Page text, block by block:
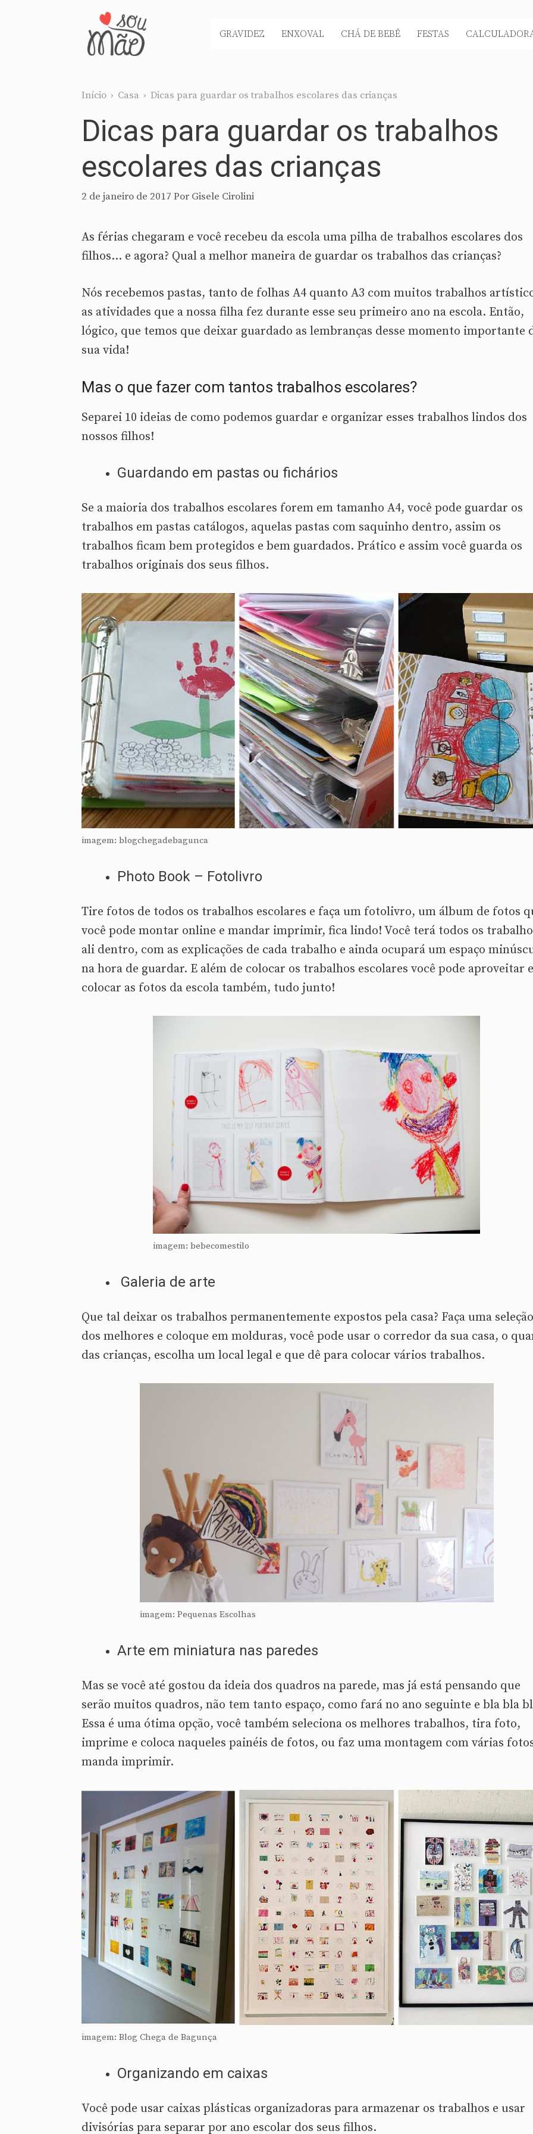
GRAVIDEZ ENXOVAL CHÁ DE BEBÊ FESTAS
Início › Casa › Dicas para guardar os trabalhos escolares das crianças
Dicas para guardar os trabalhos
escolares das crianças
2 de janeiro de 2017 Por Gisele Cirolini
As férias chegaram e você recebeu da escola uma pilha de trabalhos escolares dos
filhos… e agora? Qual a melhor maneira de guardar os trabalhos das crianças?
Nós recebemos pastas, tanto de folhas A4 quanto A3 com muitos trabalhos
as atividades que a nossa filha fez durante esse seu primeiro ano na escola. Então,
lógico, que temos que deixar guardado as lembranças desse momento importante
sua vida!
Mas o que fazer com tantos trabalhos escolares?
Separei 10 ideias de como podemos guardar e organizar esses trabalhos lindos dos
nossos filhos!
Guardando em pastas ou fichários
Se a maioria dos trabalhos escolares forem em tamanho A4, você pode guardar os
trabalhos em pastas catálogos, aquelas pastas com saquinho dentro, assim os
trabalhos ficam bem protegidos e bem guardados. Prático e assim você guarda os
trabalhos originais dos seus filhos.
imagem: blogchegadebagunca
Photo Book – Fotolivro
Tire fotos de todos os trabalhos escolares e faça um fotolivro, um álbum de fotos
você pode montar online e mandar imprimir, fica lindo! Você terá todos os
ali dentro, com as explicações de cada trabalho e ainda ocupará um espaço
na hora de guardar. E além de colocar os trabalhos escolares você pode aproveitar e
colocar as fotos da escola também, tudo junto!
imagem: bebecomestilo
Galeria de arte
Que tal deixar os trabalhos permanentemente expostos pela casa? Faça uma seleção
dos melhores e coloque em molduras, você pode usar o corredor da sua casa, o
das crianças, escolha um local legal e que dê para colocar vários trabalhos.
imagem: Pequenas Escolhas
Arte em miniatura nas paredes
Mas se você até gostou da ideia dos quadros na parede, mas já está pensando que
serão muitos quadros, não tem tanto espaço, como fará no ano seguinte e bla bla
Essa é uma ótima opção, você também seleciona os melhores trabalhos, tira foto,
imprime e coloca naqueles painéis de fotos, ou faz uma montagem com várias
manda imprimir.
imagem: Blog Chega de Bagunça
Organizando em caixas
Você pode usar caixas plásticas organizadoras para armazenar os trabalhos e usar
divisórias para separar por ano escolar dos seus filhos.